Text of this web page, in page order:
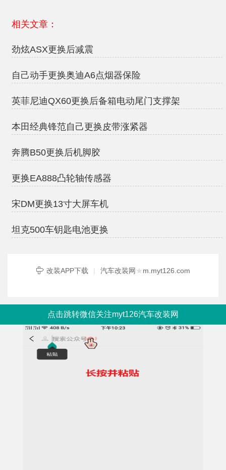
相关文章：
劲炫ASX更换后减震
自己动手更换奥迪A6点烟器保险
英菲尼迪QX60更换后备箱电动尾门支撑架
本田经典锋范自己更换皮带涨紧器
奔腾B50更换后机脚胶
更换EA888凸轮轴传感器
宋DM更换13寸大屏车机
坦克500车钥匙电池更换
改装APP下载 | 汽车改装网 ★m.myt126.com
点击跳转微信关注myt126汽车改装网